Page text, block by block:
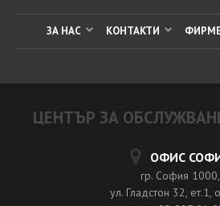
ЗА НАС КОНТАКТИ
ЦЕНТЪР ЗА
ОФИС
гр. София 1000,
ул. Гладстон 32, ет.1,